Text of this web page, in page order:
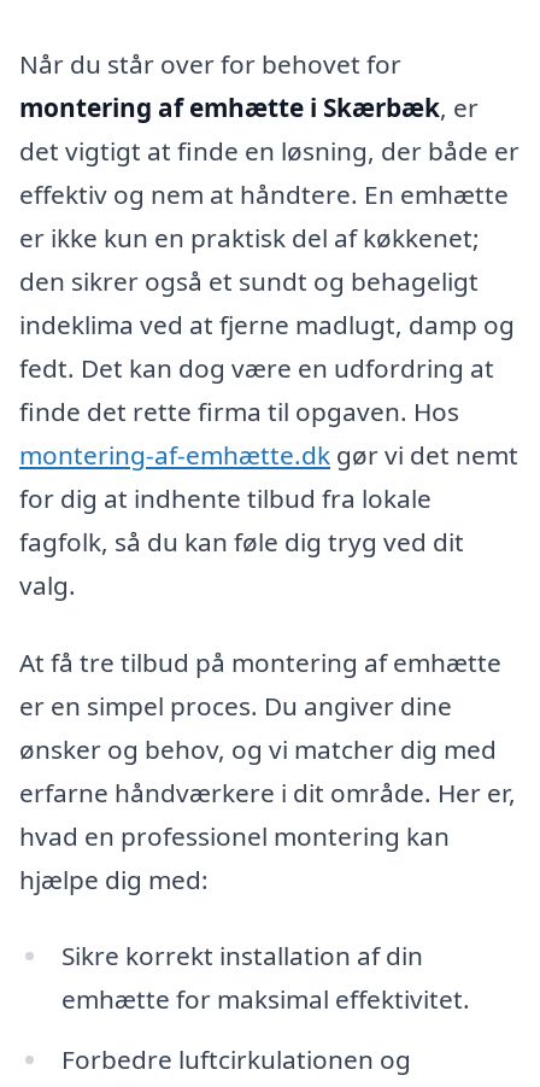
Når du står over for behovet for
montering af emhætte i Skærbæk, er
det vigtigt at finde en løsning, der både er
effektiv og nem at håndtere. En emhætte
er ikke kun en praktisk del af køkkenet;
den sikrer også et sundt og behageligt
indeklima ved at fjerne madlugt, damp og
fedt. Det kan dog være en udfordring at
finde det rette firma til opgaven. Hos
montering-af-emhætte.dk gør vi det nemt
for dig at indhente tilbud fra lokale
fagfolk, så du kan føle dig tryg ved dit
valg.
At få tre tilbud på montering af emhætte
er en simpel proces. Du angiver dine
ønsker og behov, og vi matcher dig med
erfarne håndværkere i dit område. Her er,
hvad en professionel montering kan
hjælpe dig med:
Sikre korrekt installation af din
emhætte for maksimal effektivitet.
Forbedre luftcirkulationen og